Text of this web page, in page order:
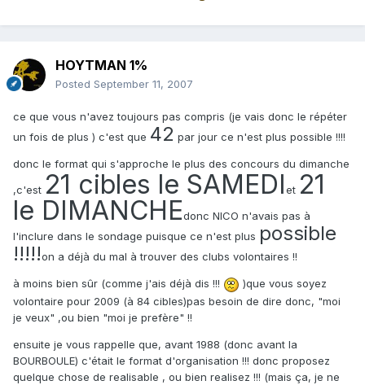
HOYTMAN 1%
Posted September 11, 2007
ce que vous n'avez toujours pas compris (je vais donc le répéter
un fois de plus ) c'est que 42 par jour ce n'est plus possible !!!!
donc le format qui s'approche le plus des concours du dimanche
,c'est 21 cibles le SAMEDIet 21
le DIMANCHEdonc NICO n'avais pas à
l'inclure dans le sondage puisque ce n'est plus possible
!!!!!on a déjà du mal à trouver des clubs volontaires !!
à moins bien sûr (comme j'ais déjà dis !!!
)que vous soyez
volontaire pour 2009 (à 84 cibles)pas besoin de dire donc, "moi
je veux" ,ou bien "moi je prefère" !!
ensuite je vous rappelle que, avant 1988 (donc avant la
BOURBOULE) c'était le format d'organisation !!! donc proposez
quelque chose de realisable , ou bien realisez !!! (mais ça, je ne